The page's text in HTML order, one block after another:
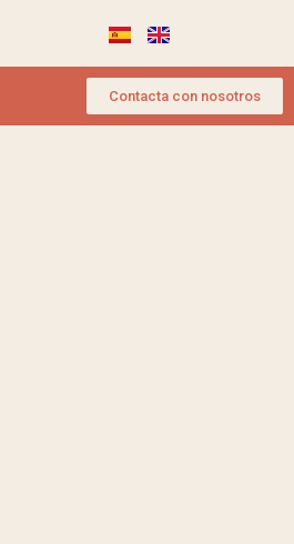
Contacta con nosotros